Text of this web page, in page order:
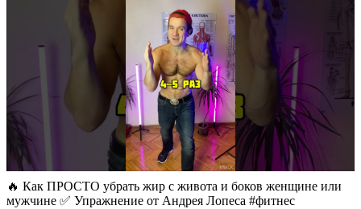
🔥 Как ПРОСТО убрать жир с живота и боков женщине или
мужчине ✅ Упражнение от Андрея Лопеса #фитнес